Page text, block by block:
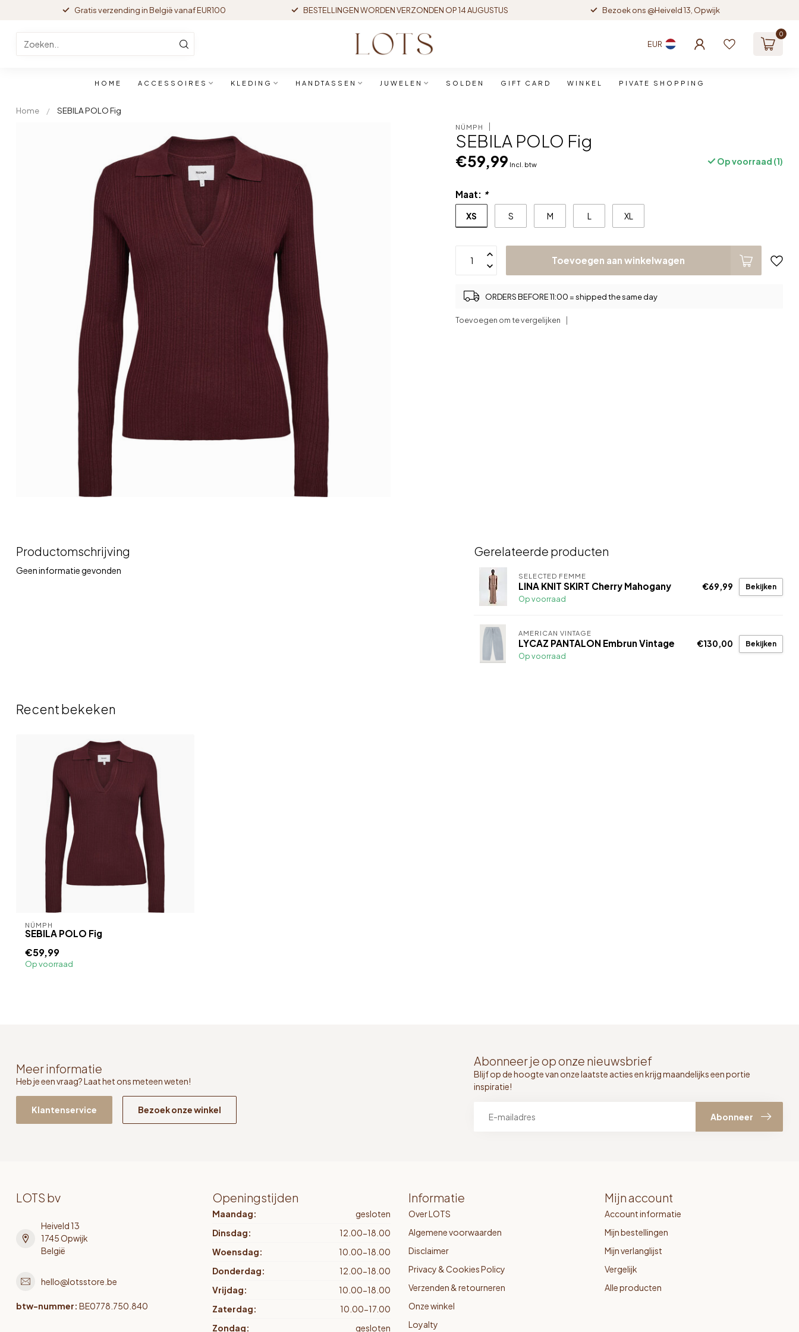
Gratis verzending in België vanaf EUR100 BESTELLINGEN WORDEN VERZONDEN OP 14 AUGUSTUS Bezoek ons @Heiveld 13, Opwijk
EUR
0
HOME ACCESSOIRES KLEDING HANDTASSEN JUWELEN SOLDEN GIFT CARD WINKEL PIVATE SHOPPING
Home / SEBILA POLO Fig
NÜMPH
SEBILA POLO Fig
€59,99 Incl. btw Op voorraad (1)
Maat: *
XS S M L XL
Toevoegen aan winkelwagen
ORDERS BEFORE 11:00 = shipped the same day
Toevoegen om te vergelijken
Productomschrijving
Geen informatie gevonden
Gerelateerde producten
SELECTED FEMME
LINA KNIT SKIRT Cherry Mahogany
Op voorraad
€69,99 Bekijken
AMERICAN VINTAGE
LYCAZ PANTALON Embrun Vintage
Op voorraad
€130,00 Bekijken
Recent bekeken
NÜMPH
SEBILA POLO Fig
€59,99
Op voorraad
Meer informatie
Heb je een vraag? Laat het ons meteen weten!
Klantenservice Bezoek onze winkel
Abonneer je op onze nieuwsbrief
Blijf op de hoogte van onze laatste acties en krijg maandelijks een portie
inspiratie!
Abonneer
LOTS bv
Heiveld 13
1745 Opwijk
België
hello@lotsstore.be
btw-nummer: BE0778.750.840
Openingstijden
Maandag:
gesloten
Dinsdag:
12.00-18.00
Woensdag:
10.00-18.00
Donderdag:
12.00-18.00
Vrijdag:
10.00-18.00
Zaterdag:
10.00-17.00
Zondag:
gesloten
Informatie
Over LOTS
Algemene voorwaarden
Disclaimer
Privacy & Cookies Policy
Verzenden & retourneren
Onze winkel
Loyalty
Mijn account
Account informatie
Mijn bestellingen
Mijn verlanglijst
Vergelijk
Alle producten